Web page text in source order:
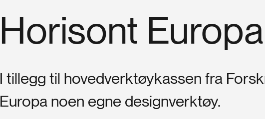
Horisont Europa
I tillegg til hovedverktøykassen fra
Europa noen egne designverktøy.